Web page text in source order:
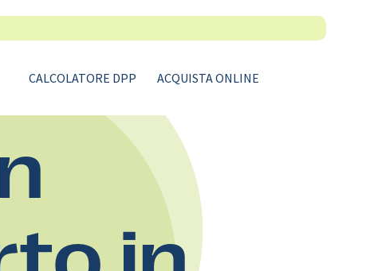
CALCOLATORE DPP ACQUISTA ONLINE
in